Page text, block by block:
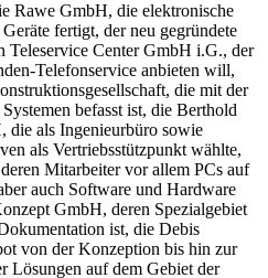
Rawe GmbH, die elektronische
fertigt, der neu gegründete
Teleservice Center GmbH i.G., der
Telefonservice anbieten will,
die mit der
befasst ist, die Berthold
die als Ingenieurbüro sowie
als Vertriebsstützpunkt wählte,
Mitarbeiter vor allem PCs auf
auch Software und Hardware
GmbH, deren Spezialgebiet
ist, die Debis
von der Konzeption bis hin zur
Lösungen auf dem Gebiet der